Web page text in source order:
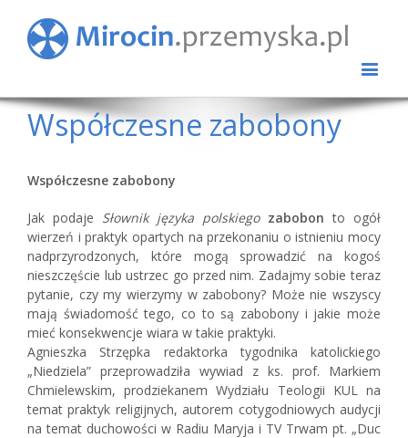
Współczesne zabobony
Współczesne zabobony
Jak podaje Słownik języka polskiego zabobon to ogół
wierzeń i praktyk opartych na przekonaniu o istnieniu mocy
nadprzyrodzonych, które mogą sprowadzić na kogoś
nieszczęście lub ustrzec go przed nim. Zadajmy sobie teraz
pytanie, czy my wierzymy w zabobony? Może nie wszyscy
mają świadomość tego, co to są zabobony i jakie może
mieć konsekwencje wiara w takie praktyki.
Agnieszka Strzępka redaktorka tygodnika katolickiego
„Niedziela” przeprowadziła wywiad z ks. prof. Markiem
Chmielewskim, prodziekanem Wydziału Teologii KUL na
temat praktyk religijnych, autorem cotygodniowych audycji
na temat duchowości w Radiu Maryja i TV Trwam pt. „Duc